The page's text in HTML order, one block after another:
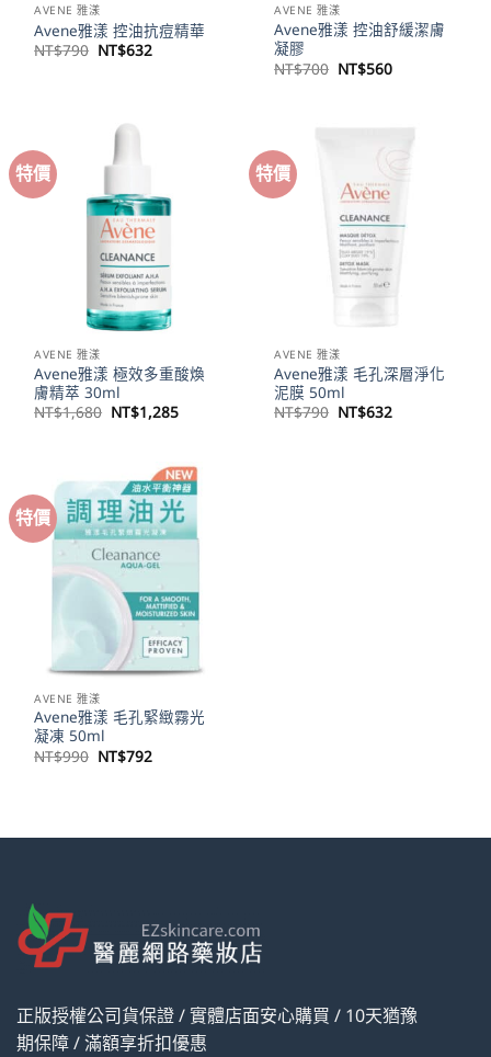
AVENE 雅漾
Avene雅漾 控油抗痘精華
NT$790 原
始
NT$632目
前
AVENE 雅漾
Avene雅漾 控油舒緩潔膚
凝膠
NT$700 原
始
NT$560目
特價
AVENE 雅漾
Avene雅漾 極效多重酸煥
膚精萃 30ml
NT$1,680 原
始
NT$1,680。
NT$1,285目
NT$1,285。
特價
AVENE 雅漾
Avene雅漾 毛孔深層淨化
泥膜 50ml
NT$790 原
始
NT$632目
前
特價
AVENE 雅漾
Avene雅漾 毛孔緊緻霧光
凝凍 50ml
NT$990 原
始
NT$792目
前
正版授權公司貨保證 / 實體店面安心購買 / 10天猶豫
期保障 / 滿額享折扣優惠